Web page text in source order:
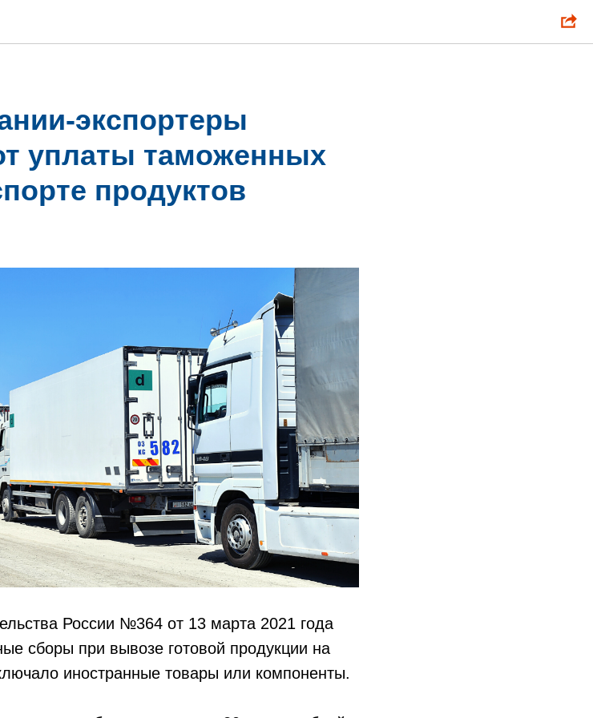
экспортеры
уплаты таможенных
продуктов
России №364 от 13 марта 2021 года
сборы при вывозе готовой продукции на
иностранные товары или компоненты.